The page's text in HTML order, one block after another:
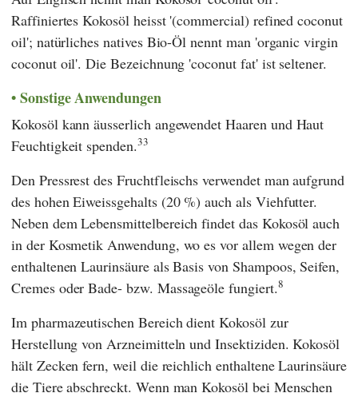
Raffiniertes Kokosöl heisst '(commercial) refined coconut
oil'; natürliches natives Bio-Öl nennt man 'organic virgin
coconut oil'. Die Bezeichnung 'coconut fat' ist seltener.
Sonstige Anwendungen
Kokosöl kann äusserlich angewendet Haaren und Haut
Feuchtigkeit spenden.33
Den Pressrest des Fruchtfleischs verwendet man aufgrund
des hohen Eiweissgehalts (20 %) auch als Viehfutter.
Neben dem Lebensmittelbereich findet das Kokosöl auch
in der Kosmetik Anwendung, wo es vor allem wegen der
enthaltenen Laurinsäure als Basis von Shampoos, Seifen,
Cremes oder Bade- bzw. Massageöle fungiert.8
Im pharmazeutischen Bereich dient Kokosöl zur
Herstellung von Arzneimitteln und Insektiziden. Kokosöl
hält Zecken fern, weil die reichlich enthaltene Laurinsäure
die Tiere abschreckt. Wenn man Kokosöl bei Menschen